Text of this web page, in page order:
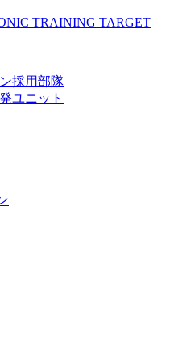
TRAINING TARGET
採用部隊
ユニット